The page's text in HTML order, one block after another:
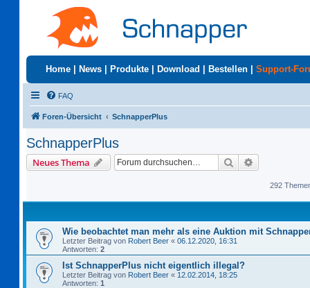
Home News Produkte Download Bestellen Support-
FAQ
Foren-Übersicht SchnapperPlus
SchnapperPlus
Neues Thema Suche
292
Wie beobachtet man mehr als eine Auktion mit
Letzter Beitrag von Robert Beer « 06.12.2020, 16:31
Antworten: 2
Ist SchnapperPlus nicht eigentlich illegal?
Letzter Beitrag von Robert Beer « 12.02.2014, 18:25
Antworten: 1